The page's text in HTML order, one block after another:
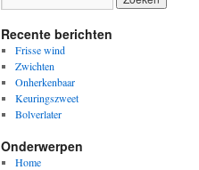
Recente berichten
Frisse wind
Zwichten
Onherkenbaar
Keuringszweet
Bolverlater
Onderwerpen
Home